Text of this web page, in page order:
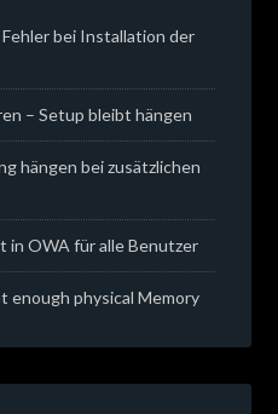
bei Installation der
– Setup bleibt hängen
hängen bei zusätzlichen
in OWA für alle Benutzer
enough physical Memory